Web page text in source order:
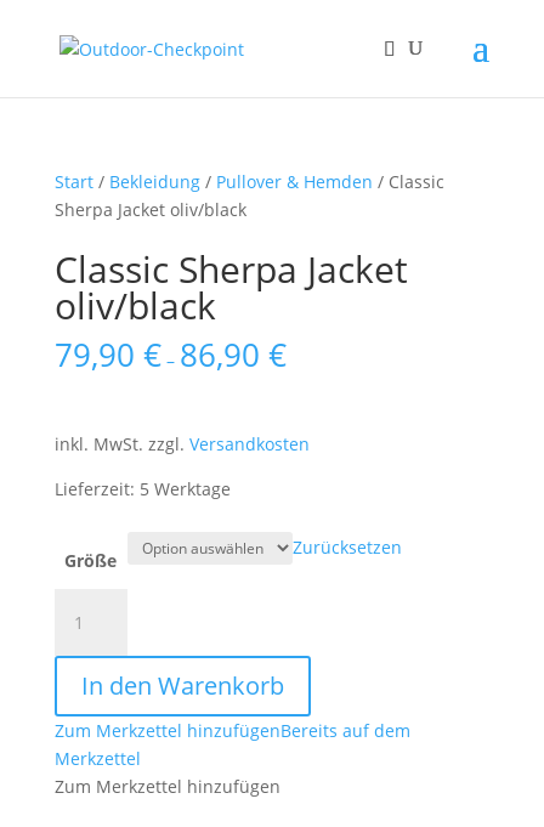
Start/ Bekleidung/ Pullover & Hemden / Classic
Sherpa Jacket oliv/black
Classic Sherpa Jacket
oliv/black
79,90 €– 86,90 €
inkl. MwSt. zzgl. Versandkosten
Lieferzeit: 5 Werktage
Größe
Zurücksetzen
Sherpa
Jacket
oliv/black
Menge
In den Warenkorb
Zum Merkzettel hinzufügenBereits auf dem
Merkzettel
Zum Merkzettel hinzufügen